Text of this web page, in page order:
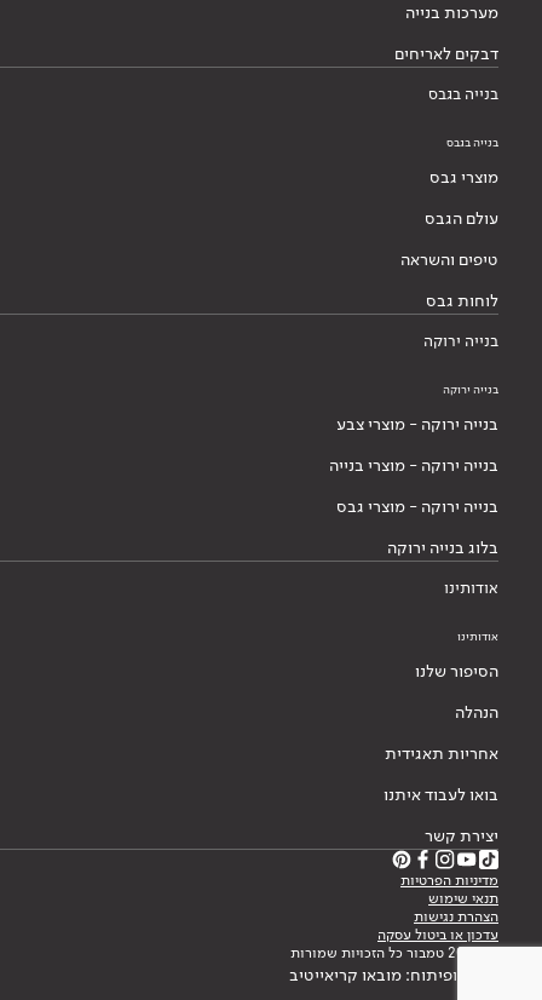
מערכות בנייה
דבקים לאריחים
בנייה בגבס
בנייה בגבס
מוצרי גבס
עולם הגבס
טיפים והשראה
לוחות גבס
בנייה ירוקה
בנייה ירוקה
בנייה ירוקה - מוצרי צבע
בנייה ירוקה - מוצרי בנייה
בנייה ירוקה - מוצרי גבס
בלוג בנייה ירוקה
אודותינו
אודותינו
הסיפור שלנו
הנהלה
אחריות תאגידית
בואו לעבוד איתנו
יצירת קשר
מדיניות הפרטיות
תנאי שימוש
הצהרת נגישות
עדכון או ביטול עסקה
© 2026 טמבור כל הזכויות שמורות
עיצוב ופיתוח: מובאו קריאייטיב